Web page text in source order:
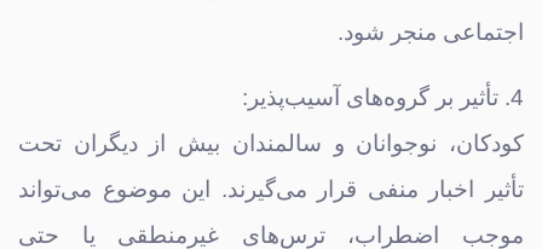
اجتماعی منجر شود.
4. تأثیر بر گروه‌های آسیب‌پذیر:
کودکان، نوجوانان و سالمندان بیش از دیگران تحت
تأثیر اخبار منفی قرار می‌گیرند. این موضوع می‌تواند
موجب اضطراب، ترس‌های غیرمنطقی یا حتی